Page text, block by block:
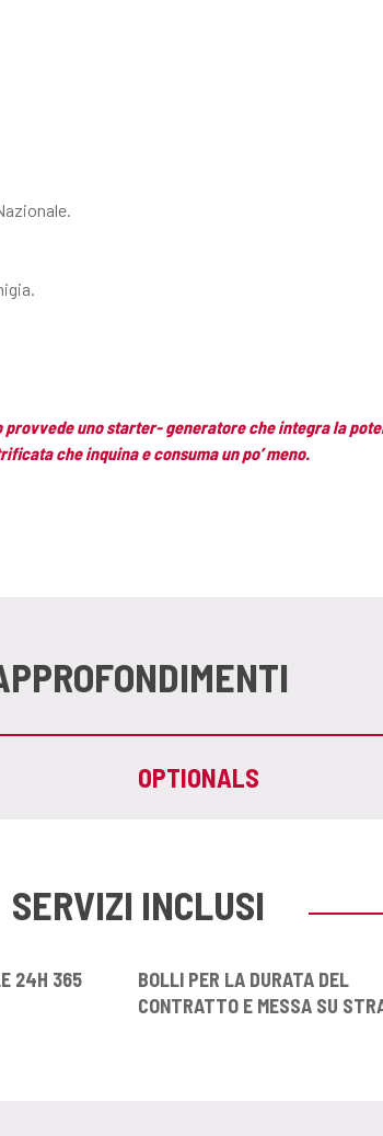
uno starter- generatore che integra la
che inquina e consuma un po’ meno.
OPTIONALS
SERVIZI INCLUSI
24H 365
BOLLI PER LA DURATA DEL
CONTRATTO E MESSA SU